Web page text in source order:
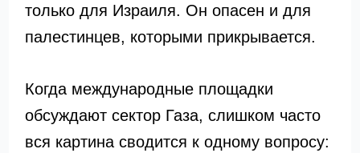
только для Израиля. Он опасен и для
палестинцев, которыми прикрывается.
Когда международные площадки
обсуждают сектор Газа, слишком часто
вся картина сводится к одному вопросу: